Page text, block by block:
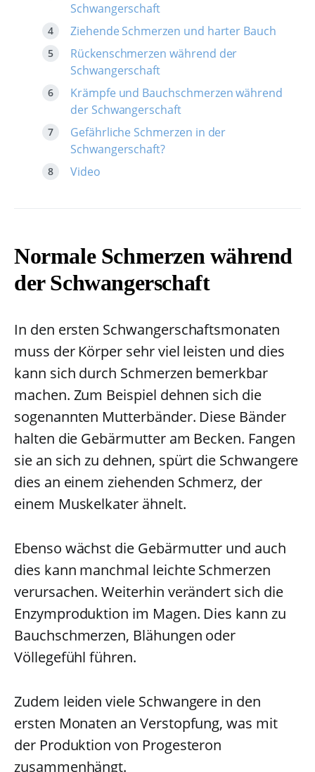
Schwangerschaft
Ziehende Schmerzen und harter Bauch
Rückenschmerzen während der
Schwangerschaft
Krämpfe und Bauchschmerzen während
der Schwangerschaft
Gefährliche Schmerzen in der
Schwangerschaft?
Video
Normale Schmerzen während
der Schwangerschaft
In den ersten Schwangerschaftsmonaten
muss der Körper sehr viel leisten und dies
kann sich durch Schmerzen bemerkbar
machen. Zum Beispiel dehnen sich die
sogenannten Mutterbänder. Diese Bänder
halten die Gebärmutter am Becken. Fangen
sie an sich zu dehnen, spürt die Schwangere
dies an einem ziehenden Schmerz, der
einem Muskelkater ähnelt.
Ebenso wächst die Gebärmutter und auch
dies kann manchmal leichte Schmerzen
verursachen. Weiterhin verändert sich die
Enzymproduktion im Magen. Dies kann zu
Bauchschmerzen, Blähungen oder
Völlegefühl führen.
Zudem leiden viele Schwangere in den
ersten Monaten an Verstopfung, was mit
der Produktion von Progesteron
zusammenhängt.